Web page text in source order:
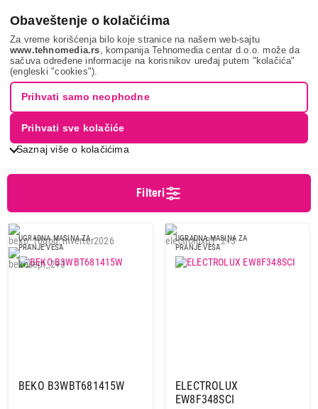
Obaveštenje o kolačićima
Za vreme korišćenja bilo koje stranice na našem web-sajtu
www.tehnomedia.rs , kompanija Tehnomedia centar d.o.o. može da
sačuva određene informacije na korisnikov uređaj putem "kolačića"
(engleski "cookies").
Saznaj više o kolačićima
Prihvati samo neophodne
Prihvati sve kolačiće
Bela tehnika Ugradna tehnika Ugradne mašine za pranje veša
Cena od Cena do
8 kg
UGRADNE MAŠINE ZA PRANJE VEŠA
Sortiranje Prikaz
Filteri
UGRADNA MASINA ZA
PRANJE VESA
BEKO B3WBT681415W
UGRADNA MASINA ZA
PRANJE VESA
ELECTROLUX
EW8F348SCI